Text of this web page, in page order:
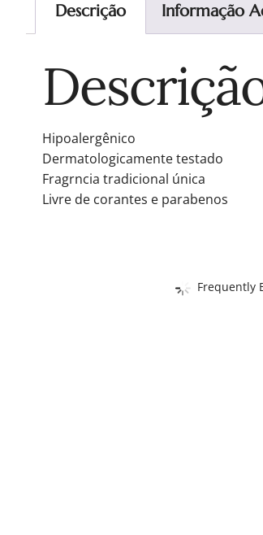
Descrição Informação
Hipoalergênico
Dermatologicamente testado
Fragrncia tradicional única
Livre de corantes e parabenos
Frequently